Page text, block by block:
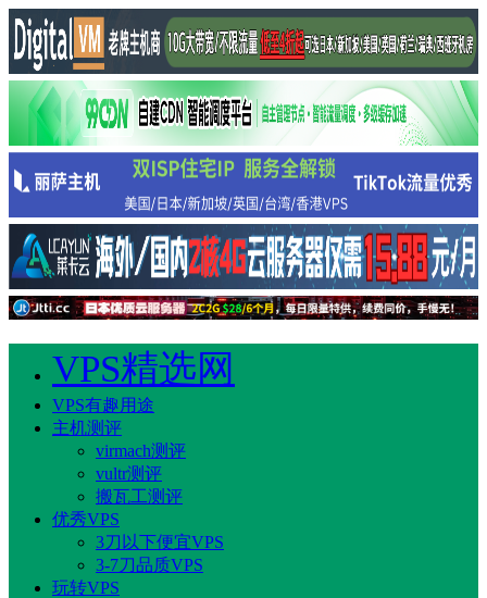
VPS精选网
VPS有趣用途
主机测评
virmach测评
vultr测评
搬瓦工测评
优秀VPS
3刀以下便宜VPS
3-7刀品质VPS
玩转VPS